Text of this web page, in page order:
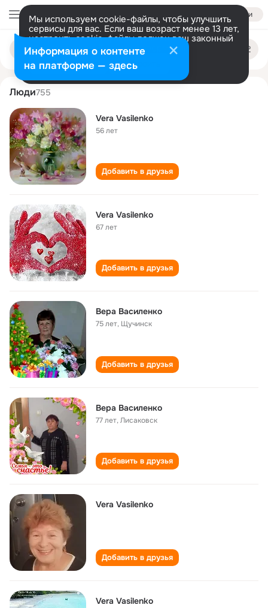
Войти
Мы используем cookie-файлы, чтобы улучшить
сервисы для вас. Если ваш возраст менее 13 лет,
настроить cookie-файлы должен ваш законный
представитель. Больше информации
Разрешить все Настроить
Поиск
людям
vera vasilenko
Люди755
Vera Vasilenko
56 лет
Добавить в друзья
Vera Vasilenko
67 лет
Добавить в друзья
Вера Василенко
75 лет, Щучинск
Добавить в друзья
Вера Василенко
77 лет,Лисаковск
Добавить в друзья
Vera Vasilenko
Добавить в друзья
Vera Vasilenko
Информация о контенте
на платформе — здесь